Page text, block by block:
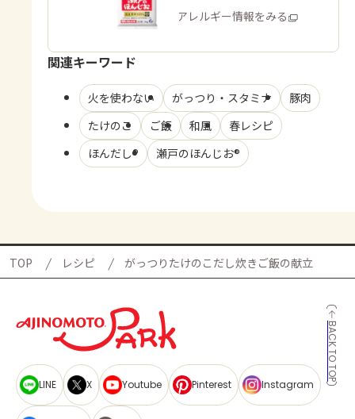
商品・アレルギー情報をみる
関連キーワード
火を使わない がっつり・スタミナ
豚肉
たけのこ
ご飯 和風
春レシピ
ほんだし®
瀬戸のほんじお®
TOP レシピ がっつりたけのこだし炊きご飯の献立
BACK TO TOP
LINE X Youtube Pinterest Instagram